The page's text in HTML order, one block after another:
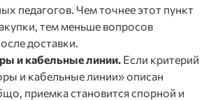
педагогов. Чем точнее этот пункт
тем меньше вопросов
доставки.
и кабельные линии. Если критерий
и кабельные линии» описан
приемка становится спорной и